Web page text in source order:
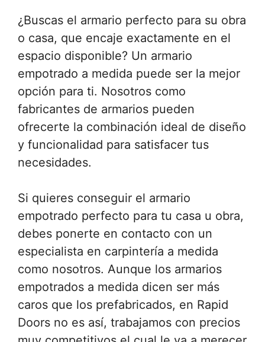
¿Buscas el armario perfecto para su obra
o casa, que encaje exactamente en el
espacio disponible? Un armario
empotrado a medida puede ser la mejor
opción para ti. Nosotros como
fabricantes de armarios pueden
ofrecerte la combinación ideal de diseño
y funcionalidad para satisfacer tus
necesidades.
Si quieres conseguir el armario
empotrado perfecto para tu casa u obra,
debes ponerte en contacto con un
especialista en carpintería a medida
como nosotros. Aunque los armarios
empotrados a medida dicen ser más
caros que los prefabricados, en Rapid
Doors no es así, trabajamos con precios